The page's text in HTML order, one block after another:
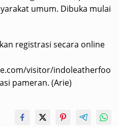
umum. Dibuka mulai
registrasi secara online
visitor/indoleatherfoo
pameran. (Arie)